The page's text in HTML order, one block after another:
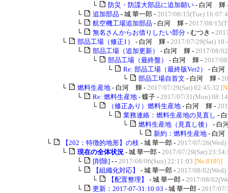
└
防災・防諜大部品に追加願い - 白河 輝
└
追加部品 - 城 華一郎 - 2017/08/15(Tue)
└
航空機工場追加部品 - 白河 輝 - 2017/08/
└
無名さんからお借りしたい部分 - むつき -
└
部品工場（修正1） - 白河 輝 - 2017/07/29(Sat)
└
部品工場（追加更新） - 白河 輝 - 2017/08/
└
部品工場（最終盤） - 白河 輝 - 2017/
└
Re: 部品工場（最終版Ver2）
- 白
└
部品工場自首文 - 白河 輝 -
└
燃料生産地 - 白河 輝 - 2017/07/29(Sat) 02:45:32
└
Re: 燃料生産地 - 蝶子 - 2017/07/31(Mon)
└
（修正あり）燃料生産地 - 白河 輝 -
└
業務連絡：燃料生産地の見直し -
└
燃料生産地（見直し後）
- 白
└
新約：燃料生産地 - 白
└
【202：特徴的地形】の枝 - 城 華一郎 - 2017/07/
└
現在の全体状況 - 城 華一郎 - 2017/07/29(Sat)
└
[削除] - - 2017/08/06(Sun) 22:11:03 [No.8195]
└
【組織化対応】 - 城 華一郎 - 2017/08/
└
【配置整理】 - 城 華一郎 - 2017/08/
└
更新：2017-07-31:10:03 - 城 華一郎 - 2017/